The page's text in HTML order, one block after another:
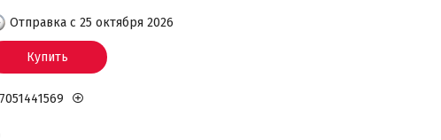
Отправка с 25 октября 2026
Купить